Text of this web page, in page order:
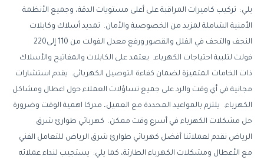
يلي: تركيب كاميرات المراقبة على أعلى مستويات الدقة، وجميع الأنظمة
الأمنية الشاملة لمزيد من الخصوصية والأمان. تمديد أسلاك وكابلات
فولت لتلبية احتياجات الكهرباء. يعتمد على الكابلات والمفاتيح والأسلاك
ذات الخامات المتميزة لضمان كفاءة التوصيل الكهربائي. يقدم استشارات
مجانية في أي وقت والرد على جميع تساؤلات العملاء حول اعطال ومشاكل
الكهرباء. يلتزم بالمواعيد المحددة مع العميل، مدركا اهمية الوقت وضرورة
حل مشكلات الكهرباء في أسرع وقت ممكن. كهربائي طوارئ شرق
الرياض نقدم لعملائنا أفضل كهربائي طوارئ شرق الرياض للتعامل الفني
مع الأعطال ومشكلات الكهرباء الطارئة، كما يلي: يستجيب لنداء عملائه